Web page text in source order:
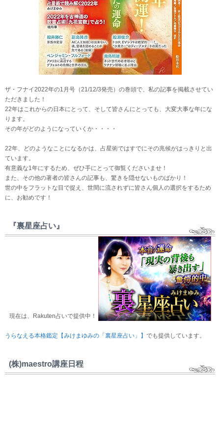
ザ・フナイ2022年の1月号（21/12/3発売）の巻頭で、私の記事を掲載させてい
ただきました！
22年はこれからの日本にとって、そして皆さんにとっても、大変大事な年にな
ります。
その年がどのようになっていくか・・・・
22年、どのようなことになるかは、占星術ではすでにその兆候がはっきりと出
ています。
有意義な1年にするため、ぜひ手にとって御覧くださいませ！
また、その他の著者の皆さんの記事も、驚きを隠せないものばかり！
世の中をフラットな目で捉え、世間に流されずに皆さん個人の選択をするため
に、お勧めです！
『裏星座占い』
現在は、Rakuten占いで提供中！
うらなえる本格鑑定【みけまゆみの「裏星座占い」】 でも提供しています。
(株)maestro講座日程